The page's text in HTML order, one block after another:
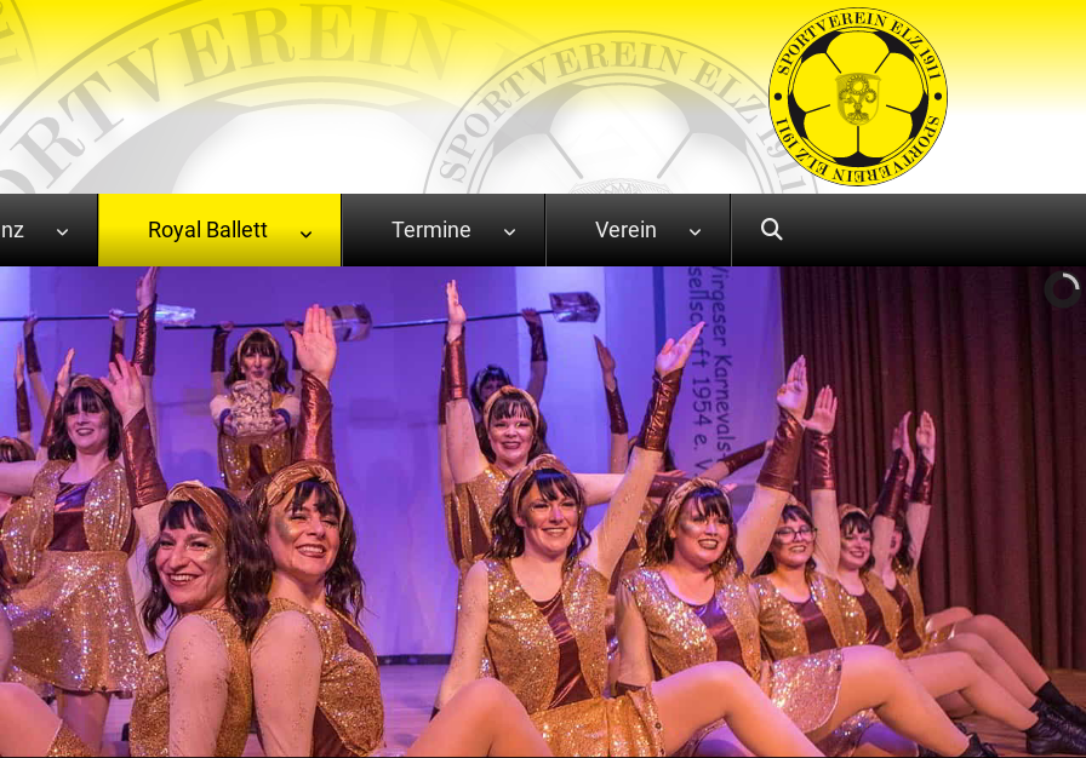
Royal Ballett Termine Verein